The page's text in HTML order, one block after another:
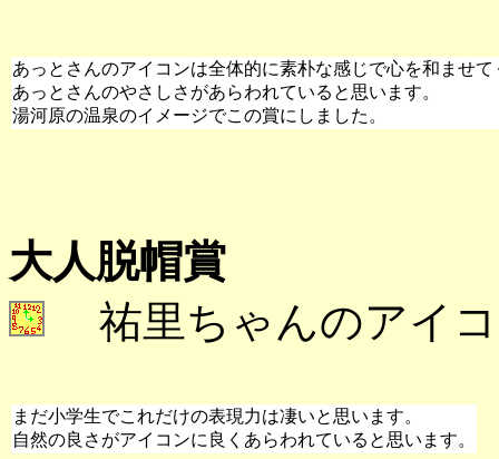
あっとさんのアイコンは全体的に素朴な感じで心を和ませて
あっとさんのやさしさがあらわれていると思います。
湯河原の温泉のイメージでこの賞にしました。
大人脱帽賞
祐里ちゃんのアイ
まだ小学生でこれだけの表現力は凄いと思います。
自然の良さがアイコンに良くあらわれていると思います。